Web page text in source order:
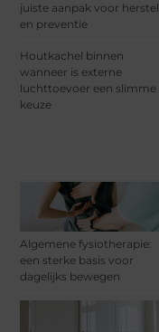
juiste aanpak voor herstel
en preventie
Houtkachel binnen
wanneer is externe
luchttoevoer een slimme
keuze
Algemene fysiotherapie:
een sterke basis voor
dagelijks bewegen